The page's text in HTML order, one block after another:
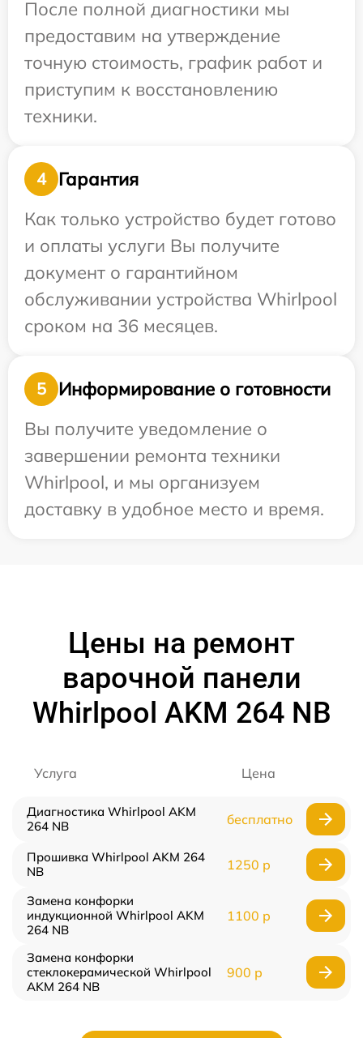
После полной диагностики мы
предоставим на утверждение
точную стоимость, график работ и
приступим к восстановлению
техники.
4
Гарантия
Как только устройство будет готово
и оплаты услуги Вы получите
документ о гарантийном
обслуживании устройства Whirlpool
сроком на 36 месяцев.
5
Информирование о готовности
Вы получите уведомление о
завершении ремонта техники
Whirlpool, и мы организуем
доставку в удобное место и время.
Цены на ремонт
варочной панели
Whirlpool AKM 264 NB
Услуга Цена
Диагностика Whirlpool AKM
264 NB
бесплатно
Прошивка Whirlpool AKM 264
NB
1250 р
Замена конфорки
индукционной Whirlpool AKM
264 NB
1100 р
Замена конфорки
стеклокерамической Whirlpool
AKM 264 NB
900 р